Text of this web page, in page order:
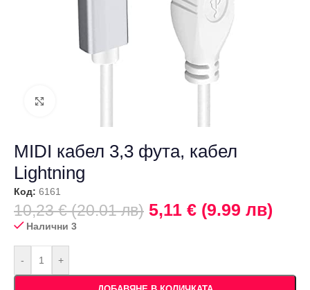
MIDI кабел 3,3 фута, кабел
Lightning
Код: 6161
10,23 € (20.01 лв) 5,11 € (9.99 лв)
Налични 3
- +